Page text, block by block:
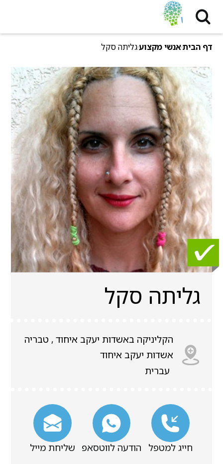
דף הביתאנשי מקצועגליתה סקל
גליתה סקל
הקליניקה באשדות יעקב איחוד , טבריה
אשדות יעקב איחוד
עברית
חייג למטפל הודעה לווטסאפ שליחת מייל